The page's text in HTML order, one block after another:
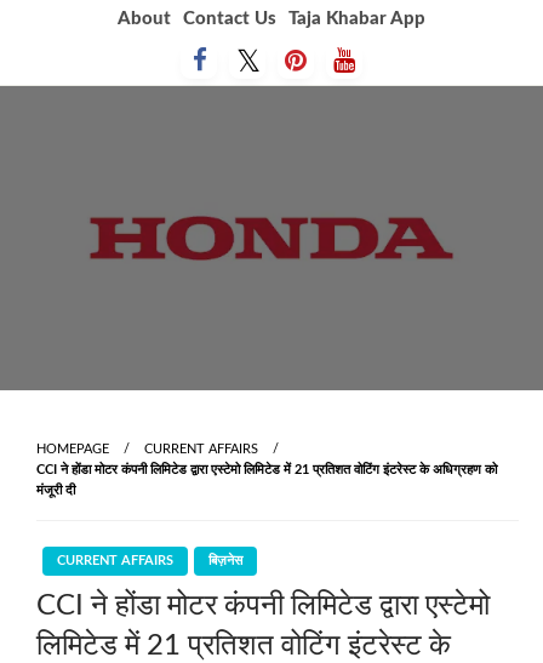
About Contact Us Taja Khabar App
HOMEPAGE
CURRENT AFFAIRS
CCI ने होंडा मोटर कंपनी लिमिटेड द्वारा एस्टेमो लिमिटेड में 21 प्रतिशत वोटिंग इंटरेस्ट के अधिग्रहण को
मंजूरी दी
CURRENT AFFAIRS बिज़नेस
CCI ने होंडा मोटर कंपनी लिमिटेड द्वारा एस्टेमो
लिमिटेड में 21 प्रतिशत वोटिंग इंटरेस्ट के